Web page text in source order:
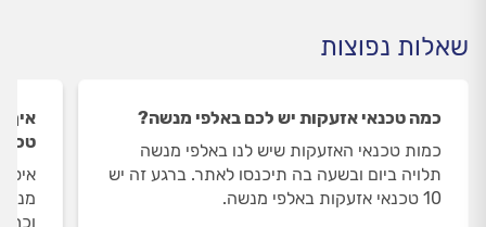
שאלות נפוצות
כמה טכנאי אזעקות יש לכם באלפי מנשה?
כמות טכנאי האזעקות שיש לנו באלפי מנשה
תלויה ביום ובשעה בה תיכנסו לאתר. ברגע זה יש
10 טכנאי אזעקות באלפי מנשה.
איך
וכך